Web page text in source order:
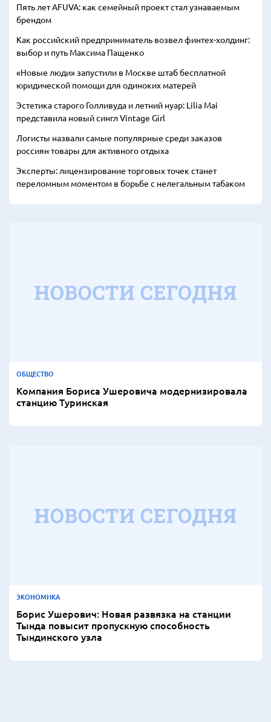
Пять лет AFUVA: как семейный проект стал узнаваемым
брендом
Как российский предприниматель возвел финтех-холдинг:
выбор и путь Максима Пащенко
«Новые люди» запустили в Москве штаб бесплатной
юридической помощи для одиноких матерей
Эстетика старого Голливуда и летний нуар: Lilia Mai
представила новый сингл Vintage Girl
Логисты назвали самые популярные среди заказов
россиян товары для активного отдыха
Эксперты: лицензирование торговых точек станет
переломным моментом в борьбе с нелегальным табаком
ОБЩЕСТВО
Компания Бориса Ушеровича модернизировала
станцию Туринская
ЭКОНОМИКА
Борис Ушерович: Новая развязка на станции
Тында повысит пропускную способность
Тындинского узла